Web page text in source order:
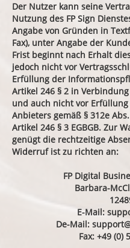
Der Nutzer kann seine
Nutzung des FP Sign
Angabe von Gründen in
Fax), unter Angabe der
Frist beginnt nach Erhalt
jedoch nicht vor
Erfüllung der
Artikel 246 § 2 in
und auch nicht vor
Anbieters gemäß § 312e
Artikel 246 § 3 EGBGB. Zur
genügt die rechtzeitige
Widerruf ist zu richten an:
FP Digital
Barbara-
E-Mail:
De-Mail:
Fax: +49 (0)